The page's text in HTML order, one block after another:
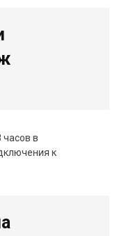
часов в
к